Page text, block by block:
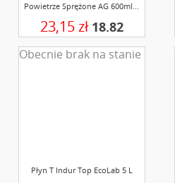
Powietrze Sprężone AG 600ml...
23,15 zł 18.82
Płyn T Indur Top EcoLab 5 L
Obecnie brak na stanie